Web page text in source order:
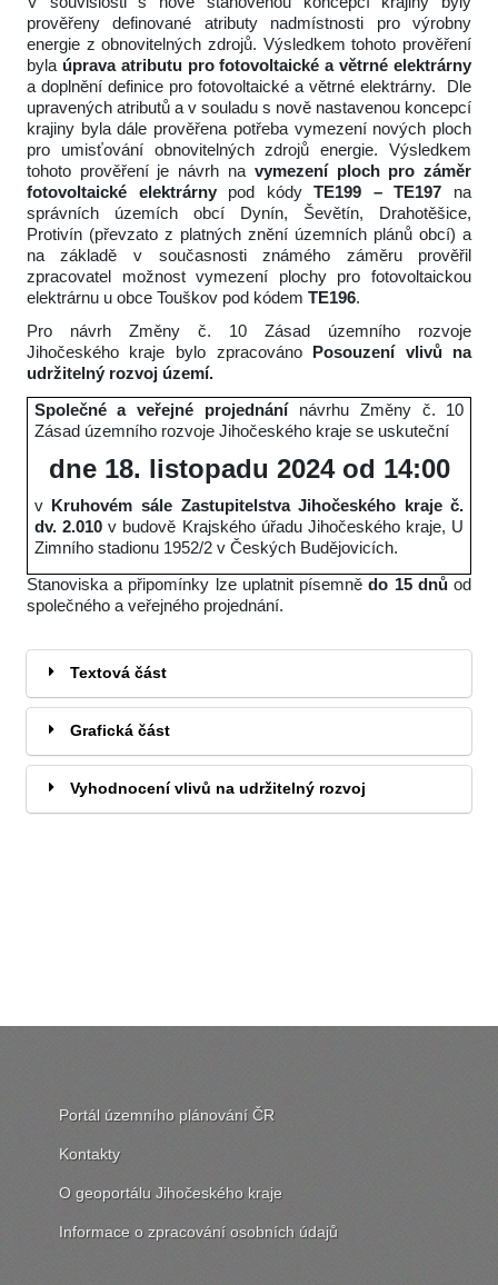
prověřeny definované atributy nadmístnosti pro výrobny
energie z obnovitelných zdrojů. Výsledkem tohoto prověření
byla úprava atributu pro fotovoltaické a větrné elektrárny
a doplnění definice pro fotovoltaické a větrné elektrárny. Dle
upravených atributů a v souladu s nově nastavenou koncepcí
krajiny byla dále prověřena potřeba vymezení nových ploch
pro umisťování obnovitelných zdrojů energie. Výsledkem
tohoto prověření je návrh na vymezení ploch pro záměr
fotovoltaické elektrárny pod kódyTE199 – TE197 na
správních územích obcí Dynín, Ševětín, Drahotěšice,
Protivín (převzato z platných znění územních plánů obcí) a
na základě v současnosti známého záměru prověřil
zpracovatel možnost vymezení plochy pro fotovoltaickou
elektrárnu u obce Touškov pod kódem TE196.
Pro návrh Změny č. 10 Zásad územního rozvoje
Jihočeského kraje bylo zpracováno
Posouzení vlivů na
udržitelný rozvoj území.
Společné a veřejné projednání návrhu Změny č. 10
Zásad územního rozvoje Jihočeského kraje se uskuteční
dne 18. listopadu 2024 od 14:00
v
Kruhovém sále Zastupitelstva Jihočeského kraje č.
dv. 2.010v budově Krajského úřadu Jihočeského kraje, U
Zimního stadionu 1952/2 v Českých Budějovicích.
Stanoviska a připomínky lze uplatnit písemnědo 15 dnůod
společného a veřejného projednání.
Textová část
Grafická část
Vyhodnocení vlivů na udržitelný rozvoj
Portál územního plánování ČR
Kontakty
O geoportálu Jihočeského kraje
Informace o zpracování osobních údajů